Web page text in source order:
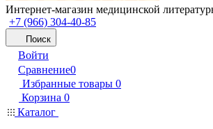
Интернет-магазин медицинской
+7 (966) 304-40-85
Поиск
Войти
Сравнение0
Избранные товары 0
Корзина 0
Каталог